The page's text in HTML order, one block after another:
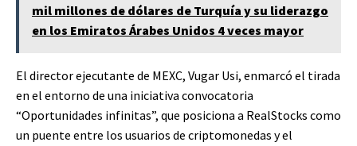
mil millones de dólares de Turquía y su liderazgo
en los Emiratos Árabes Unidos 4 veces mayor
El director ejecutante de MEXC, Vugar Usi, enmarcó el tirada
en el entorno de una iniciativa convocatoria
“Oportunidades infinitas”, que posiciona a RealStocks como
un puente entre los usuarios de criptomonedas y el